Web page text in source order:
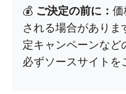
💰 ご決定の前に： 価
される場合がありま
定キャンペーンなど
必ずソースサイトを